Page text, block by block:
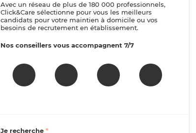
Avec un réseau de plus de 180 000 professionnels,
Click&Care sélectionne pour vous les meilleurs
candidats pour votre maintien à domicile ou vos
besoins de recrutement en établissement.
Nos conseillers vous accompagnent 7/7
Je recherche